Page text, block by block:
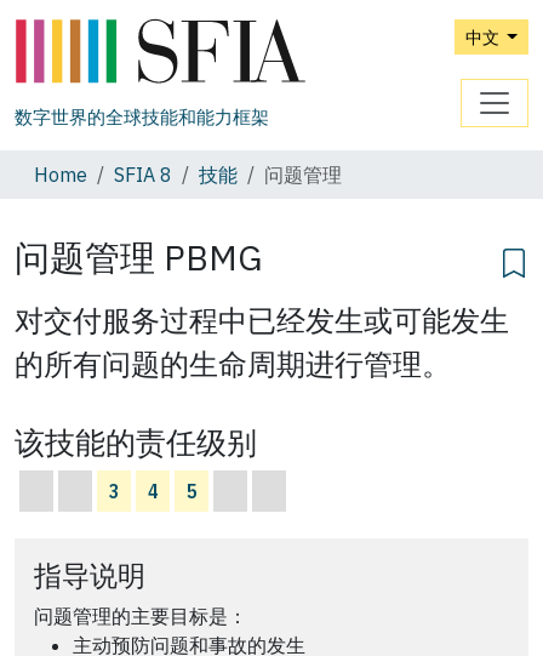
中文
数字世界的全球技能和能力框架
Home SFIA 8 技能 问题管理
问题管理 PBMG
对交付服务过程中已经发生或可能发生
的所有问题的生命周期进行管理。
该技能的责任级别
3 4 5
指导说明
问题管理的主要目标是：
主动预防问题和事故的发生